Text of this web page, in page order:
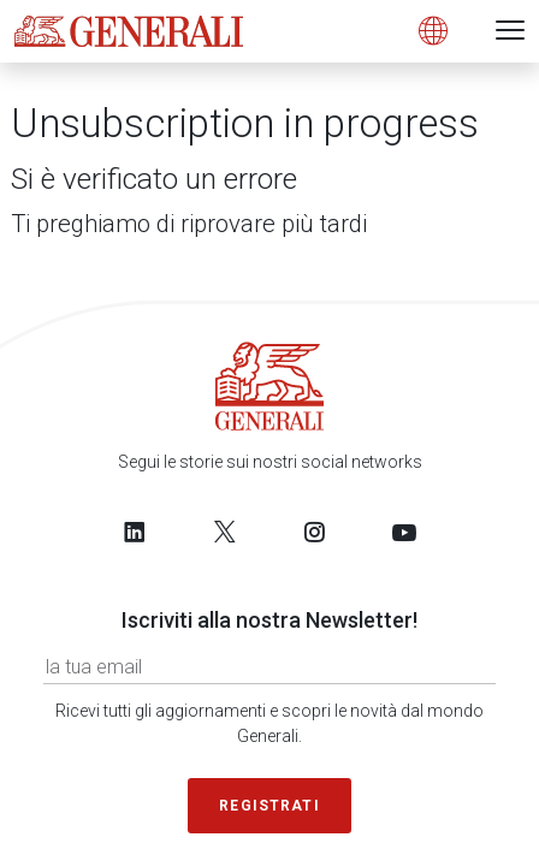
Open
Unsubscription in progress
Si è verificato un errore
Ti preghiamo di riprovare più tardi
Segui le storie sui nostri social networks
Iscriviti alla nostra Newsletter!
Ricevi tutti gli aggiornamenti e scopri le novità dal mondo
Generali.
REGISTRATI